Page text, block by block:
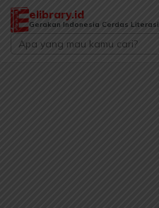
Lewati
konten
elibrary.id
Gerakan Indonesia Cerdas Literasi
Search
...